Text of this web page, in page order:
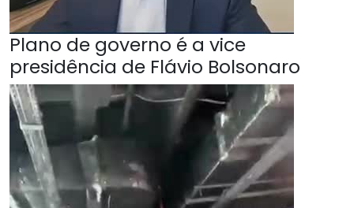
Plano de governo é a vice
presidência de Flávio Bolsonaro